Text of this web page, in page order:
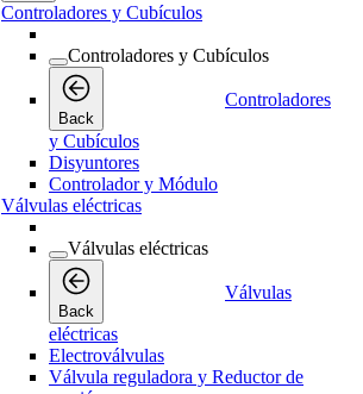
Controladores y Cubículos
Controladores y Cubículos
Back
Controladores
y Cubículos
Disyuntores
Controlador y Módulo
Válvulas eléctricas
Válvulas eléctricas
Back
Válvulas
eléctricas
Electroválvulas
Válvula reguladora y Reductor de